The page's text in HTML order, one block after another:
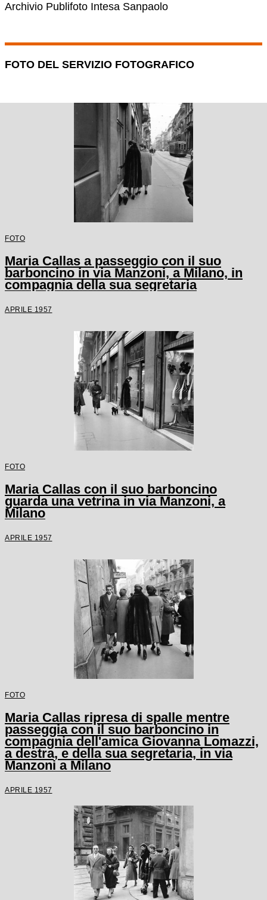
Archivio Publifoto Intesa Sanpaolo
FOTO DEL SERVIZIO FOTOGRAFICO
FOTO
Maria Callas a passeggio con il suo
barboncino in via Manzoni, a Milano, in
compagnia della sua segretaria
APRILE 1957
FOTO
Maria Callas con il suo barboncino
guarda una vetrina in via Manzoni, a
Milano
APRILE 1957
FOTO
Maria Callas ripresa di spalle mentre
passeggia con il suo barboncino in
compagnia dell'amica Giovanna Lomazzi,
a destra, e della sua segretaria, in via
Manzoni a Milano
APRILE 1957